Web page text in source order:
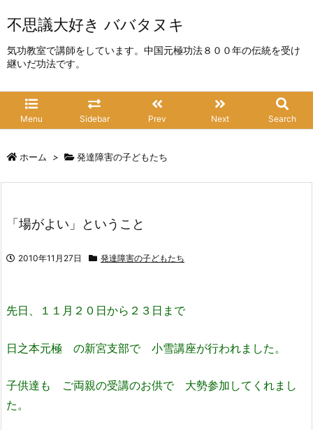
不思議大好き ババタヌキ
気功教室で講師をしています。中国元極功法８００年の伝統を受け
継いだ功法です。
Menu Sidebar Prev Next Search
ホーム > 発達障害の子どもたち
「場がよい」ということ
2010年11月27日 発達障害の子どもたち
先日、１１月２０日から２３日まで
日之本元極 の新宮支部で 小雪講座が行われました。
子供達も ご両親の受講のお供で 大勢参加してくれまし
た。